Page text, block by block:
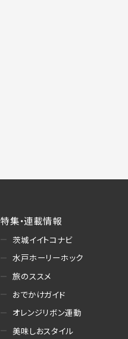
特集・連載情報
茨城イイトコナビ
水戸ホーリーホック
旅のススメ
おでかけガイド
オレンジリボン運動
美味しおスタイル